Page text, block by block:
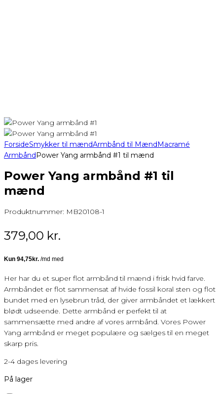
ForsideSmykker til mændArmbånd til MændMacramé
ArmbåndPower Yang armbånd #1 til mænd
Power Yang armbånd #1 til
mænd
Produktnummer: MB20108-1
379,00 kr.
Her har du et super flot armbånd til mænd i frisk hvid farve.
Armbåndet er flot sammensat af hvide fossil koral sten og flot
bundet med en lysebrun tråd, der giver armbåndet et lækkert
blødt udseende. Dette armbånd er perfekt til at
sammensætte med andre af vores armbånd. Vores Power
Yang armbånd er meget populære og sælges til en meget
skarp pris.
2-4 dages levering
På lager